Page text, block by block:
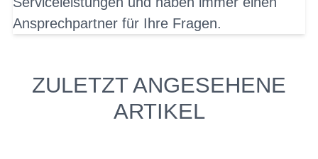
Ansprechpartner für Ihre Fragen.
ZULETZT ANGESEHENE
ARTIKEL